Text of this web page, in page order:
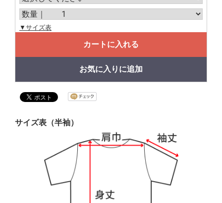
▼サイズ表
カートに入れる
お気に入りに追加
サイズ表（半袖）